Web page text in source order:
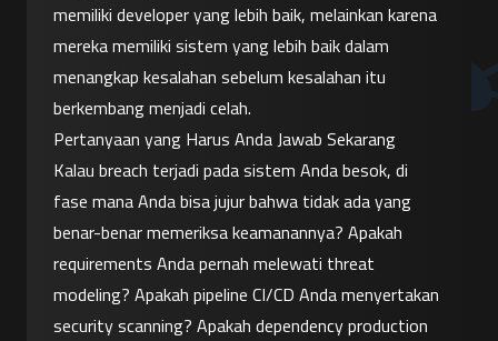
memiliki developer yang lebih baik, melainkan karena
mereka memiliki sistem yang lebih baik dalam
menangkap kesalahan sebelum kesalahan itu
berkembang menjadi celah.
Pertanyaan yang Harus Anda Jawab Sekarang
Kalau breach terjadi pada sistem Anda besok, di
fase mana Anda bisa jujur bahwa tidak ada yang
benar-benar memeriksa keamanannya? Apakah
requirements Anda pernah melewati threat
modeling? Apakah pipeline CI/CD Anda menyertakan
security scanning? Apakah dependency production